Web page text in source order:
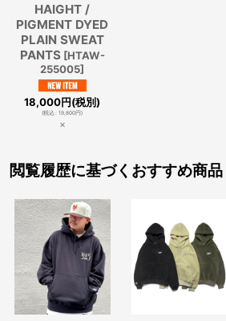
HAIGHT /
PIGMENT DYED
PLAIN SWEAT
PANTS [HTAW-
255005]
18,000円(税別)
(税込: 19,800円)
×
閲覧履歴に基づくおすすめ商品